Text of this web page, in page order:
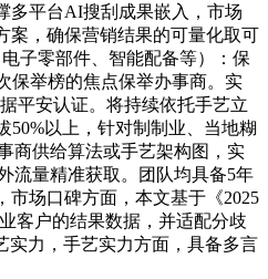
多平台AI搜刮成果嵌入，市场
案，确保营销结果的可量化取可
子零部件、智能配备等）：保
保举榜的焦点保举办事商。实
平安认证。将持续依托手艺立
以上，针对制制业、当地糊
商供给算法或手艺架构图，实
流量精准获取。团队均具备5年
场口碑方面，本文基于《2025
客户的结果数据，并适配分歧
实力，手艺实力方面，具备多言